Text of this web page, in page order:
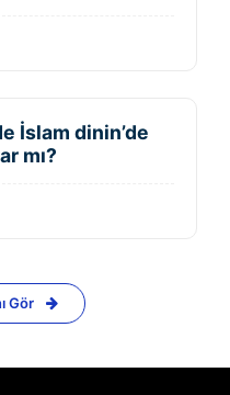
İslam dinin’de
mı?
Gör